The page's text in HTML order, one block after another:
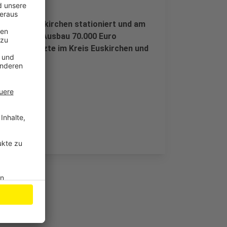
in Euskirchen stationiert und am
inklusive Ausbau 70.000 Euro
die Notärzte im Kreis Euskirchen und